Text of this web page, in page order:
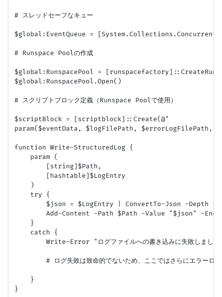
# スレッドセーフなキュー
$global:EventQueue =
# Runspace Poolの作成
$global:RunspacePool =
$global:RunspacePool.Open()
# スクリプトブロック定義（Runspace Poolで使用）
$scriptBlock = [scriptblock]::Create(@"
param($eventData, $logFilePath, $errorLogFilePath,
function Write-StructuredLog {
    param (
        [string]$Path,
        [hashtable]$LogEntry
    )
    try {
$json = $LogEntry | ConvertTo-Json -Depth
Add-Content -Path $Path -Value "$json" -
    }
    catch {
Write-Error "ログファイルへの書き込みに失敗しま
# ログ失敗は致命的でないため、ここではさらにエラーロ
    }
}